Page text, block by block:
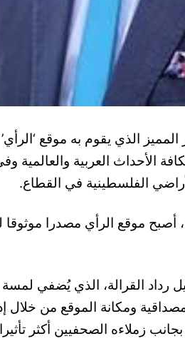
الذي يقوم به موقع ‘الرأي’
الأحداث العربية والعالمية
الفلسطينية في القطاع.
أصبح موقع الرأي مصدرا
رداد القرالة، الذي يُضفي
ومكانة الموقع من خلال
زملاءه الصحفيين أكثر تأثيرا